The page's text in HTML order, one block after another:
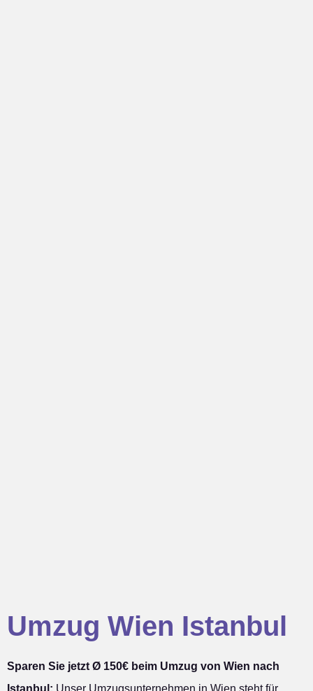
Umzug Wien Istanbul
Sparen Sie jetzt Ø 150€ beim Umzug von Wien nach